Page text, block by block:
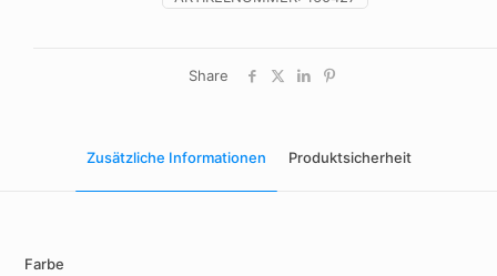
Share
Zusätzliche Informationen Produktsicherheit
Farbe